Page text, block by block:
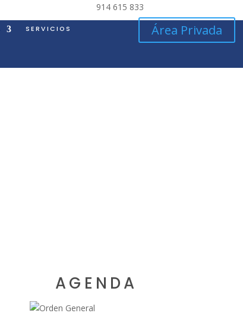
914 615 833
SERVICIOS
Área Privada
AGENDA